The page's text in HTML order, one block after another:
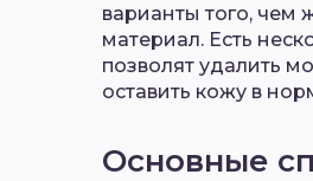
варианты того, чем
материал. Есть
позволят удалить
оставить кожу в
Основные